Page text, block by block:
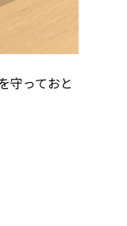
守っておと